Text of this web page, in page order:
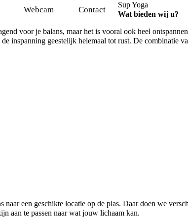
Webcam Contact
Sup Yoga
Wat bieden wij u?
voor je balans, maar het is vooral ook heel
inspanning geestelijk helemaal tot rust. De combinatie
een geschikte locatie op de plas. Daar doen we
aan te passen naar wat jouw lichaam kan.